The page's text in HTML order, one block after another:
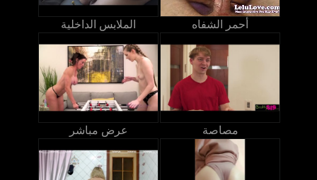
الملابس الداخلية أحمر الشفاه
عرض مباشر مصاصة